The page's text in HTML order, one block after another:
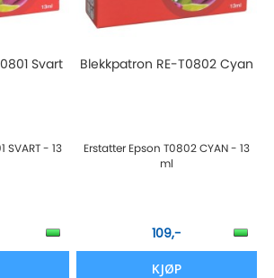
Svart
SVART - 13
Blekkpatron RE-T0802 Cyan
Erstatter Epson T0802 CYAN - 13
ml
109,-
KJØP